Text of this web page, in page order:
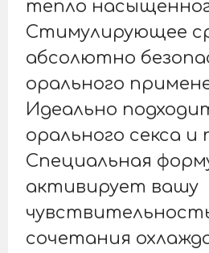
тепло
Стимулирующее
абсолютно
орального
Идеально
орального секса и
Специальная
активирует вашу
сочетания